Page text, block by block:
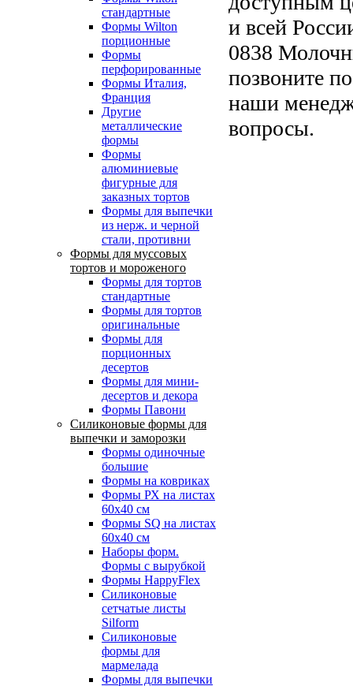
стандартные
Формы Wilton
порционные
Формы
перфорированные
Формы Италия,
Франция
Другие
металлические
формы
Формы
алюминиевые
фигурные для
заказных тортов
Формы для выпечки
из нерж. и черной
стали, противни
Формы для муссовых
тортов и мороженого
Формы для тортов
стандартные
Формы для тортов
оригинальные
Формы для
порционных
десертов
Формы для мини-
десертов и декора
Формы Павони
Силиконовые формы для
выпечки и заморозки
Формы одиночные
большие
Формы на ковриках
Формы РХ на листах
60х40 см
Формы SQ на листах
60х40 см
Наборы форм.
Формы с вырубкой
Формы HappyFlex
Силиконовые
сетчатые листы
Silform
Силиконовые
формы для
мармелада
Формы для выпечки
и всей
0838
позвоните
наши
вопросы.